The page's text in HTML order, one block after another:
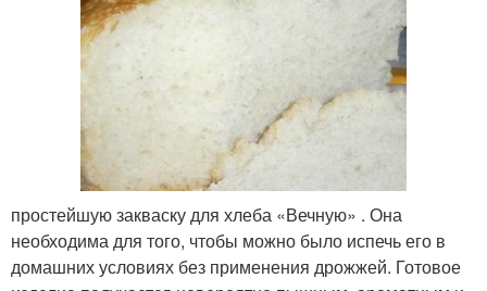
простейшую закваску для хлеба «Вечную» . Она
необходима для того, чтобы можно было испечь его в
домашних условиях без применения дрожжей. Готовое